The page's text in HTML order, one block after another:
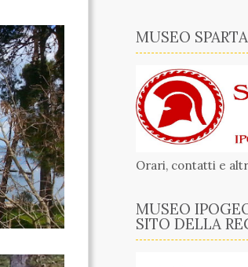
MUSEO
Orari, contatti e
MUSEO
SITO DELLA